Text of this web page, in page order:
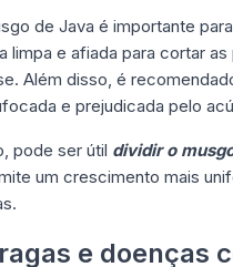
de Java é importante
limpa e afiada para cortar
Além disso, é
e prejudicada pelo
pode ser útil dividir o
um crescimento mais
e doenças